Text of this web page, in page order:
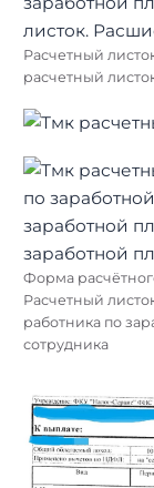
Расчетный
расчетный
Форма
Расчетный
работника по
сотрудника